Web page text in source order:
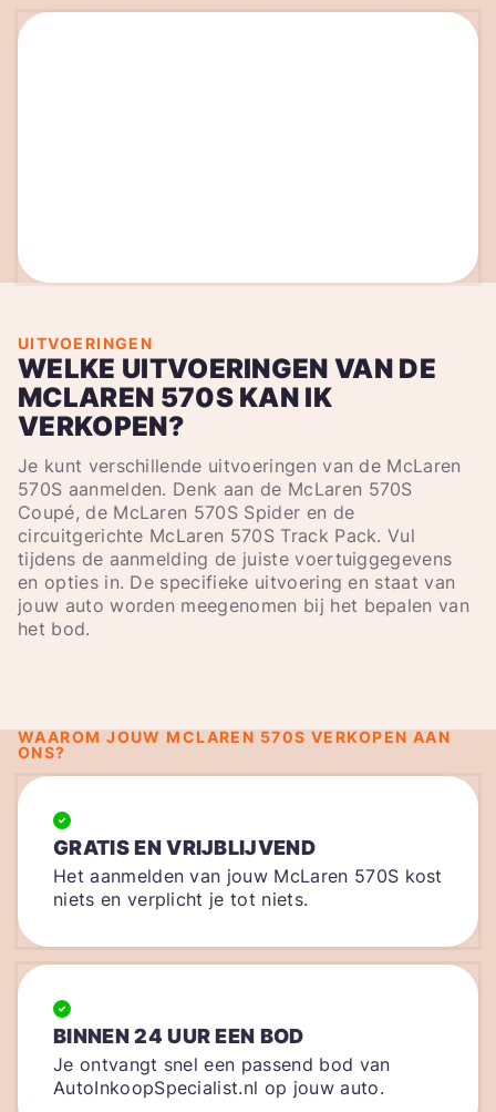
UITVOERINGEN
WELKE UITVOERINGEN VAN DE
MCLAREN 570S KAN IK
VERKOPEN?
Je kunt verschillende uitvoeringen van de McLaren
570S aanmelden. Denk aan de McLaren 570S
Coupé, de McLaren 570S Spider en de
circuitgerichte McLaren 570S Track Pack. Vul
tijdens de aanmelding de juiste voertuiggegevens
en opties in. De specifieke uitvoering en staat van
jouw auto worden meegenomen bij het bepalen van
het bod.
WAAROM JOUW MCLAREN 570S VERKOPEN AAN
ONS?
GRATIS EN VRIJBLIJVEND
Het aanmelden van jouw McLaren 570S kost
niets en verplicht je tot niets.
BINNEN 24 UUR EEN BOD
Je ontvangt snel een passend bod van
AutoInkoopSpecialist.nl op jouw auto.